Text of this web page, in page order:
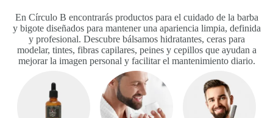
En Círculo B encontrarás productos para el cuidado de la barba
y bigote diseñados para mantener una apariencia limpia, definida
y profesional. Descubre bálsamos hidratantes, ceras para
modelar, tintes, fibras capilares, peines y cepillos que ayudan a
mejorar la imagen personal y facilitar el mantenimiento diario.